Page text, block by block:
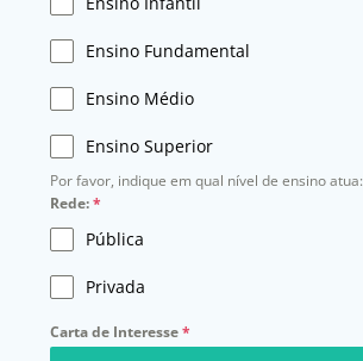
Ensino Fundamental
Ensino Médio
Ensino Superior
Por favor, indique em qual nível de ensino atua:
Rede:*
Pública
Privada
Carta de Interesse*